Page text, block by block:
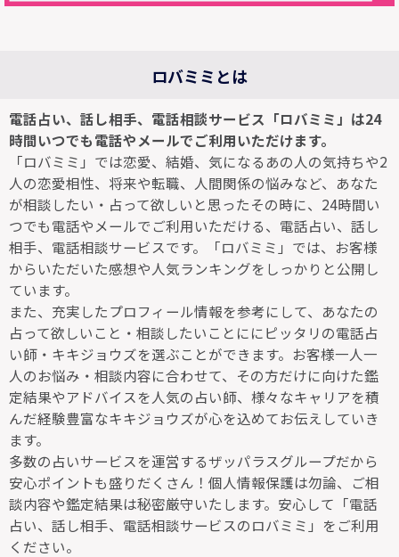
ロバミミとは
電話占い、話し相手、電話相談サービス「ロバミミ」は24
時間いつでも電話やメールでご利用いただけます。
「ロバミミ」では恋愛、結婚、気になるあの人の気持ちや2
人の恋愛相性、将来や転職、人間関係の悩みなど、あなた
が相談したい・占って欲しいと思ったその時に、24時間い
つでも電話やメールでご利用いただける、電話占い、話し
相手、電話相談サービスです。「ロバミミ」では、お客様
からいただいた感想や人気ランキングをしっかりと公開し
ています。
また、充実したプロフィール情報を参考にして、あなたの
占って欲しいこと・相談したいことににピッタリの電話占
い師・キキジョウズを選ぶことができます。お客様一人一
人のお悩み・相談内容に合わせて、その方だけに向けた鑑
定結果やアドバイスを人気の占い師、様々なキャリアを積
んだ経験豊富なキキジョウズが心を込めてお伝えしていき
ます。
多数の占いサービスを運営するザッパラスグループだから
安心ポイントも盛りだくさん！個人情報保護は勿論、ご相
談内容や鑑定結果は秘密厳守いたします。安心して「電話
占い、話し相手、電話相談サービスのロバミミ」をご利用
ください。